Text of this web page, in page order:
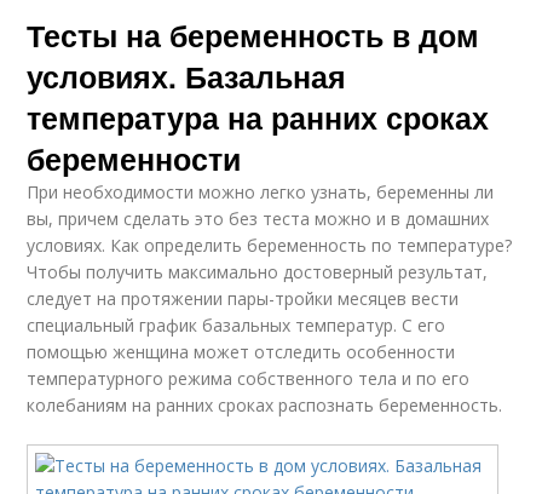
Тесты на беременность в дом
условиях. Базальная
температура на ранних сроках
беременности
При необходимости можно легко узнать, беременны ли
вы, причем сделать это без теста можно и в домашних
условиях. Как определить беременность по температуре?
Чтобы получить максимально достоверный результат,
следует на протяжении пары-тройки месяцев вести
специальный график базальных температур. С его
помощью женщина может отследить особенности
температурного режима собственного тела и по его
колебаниям на ранних сроках распознать беременность.